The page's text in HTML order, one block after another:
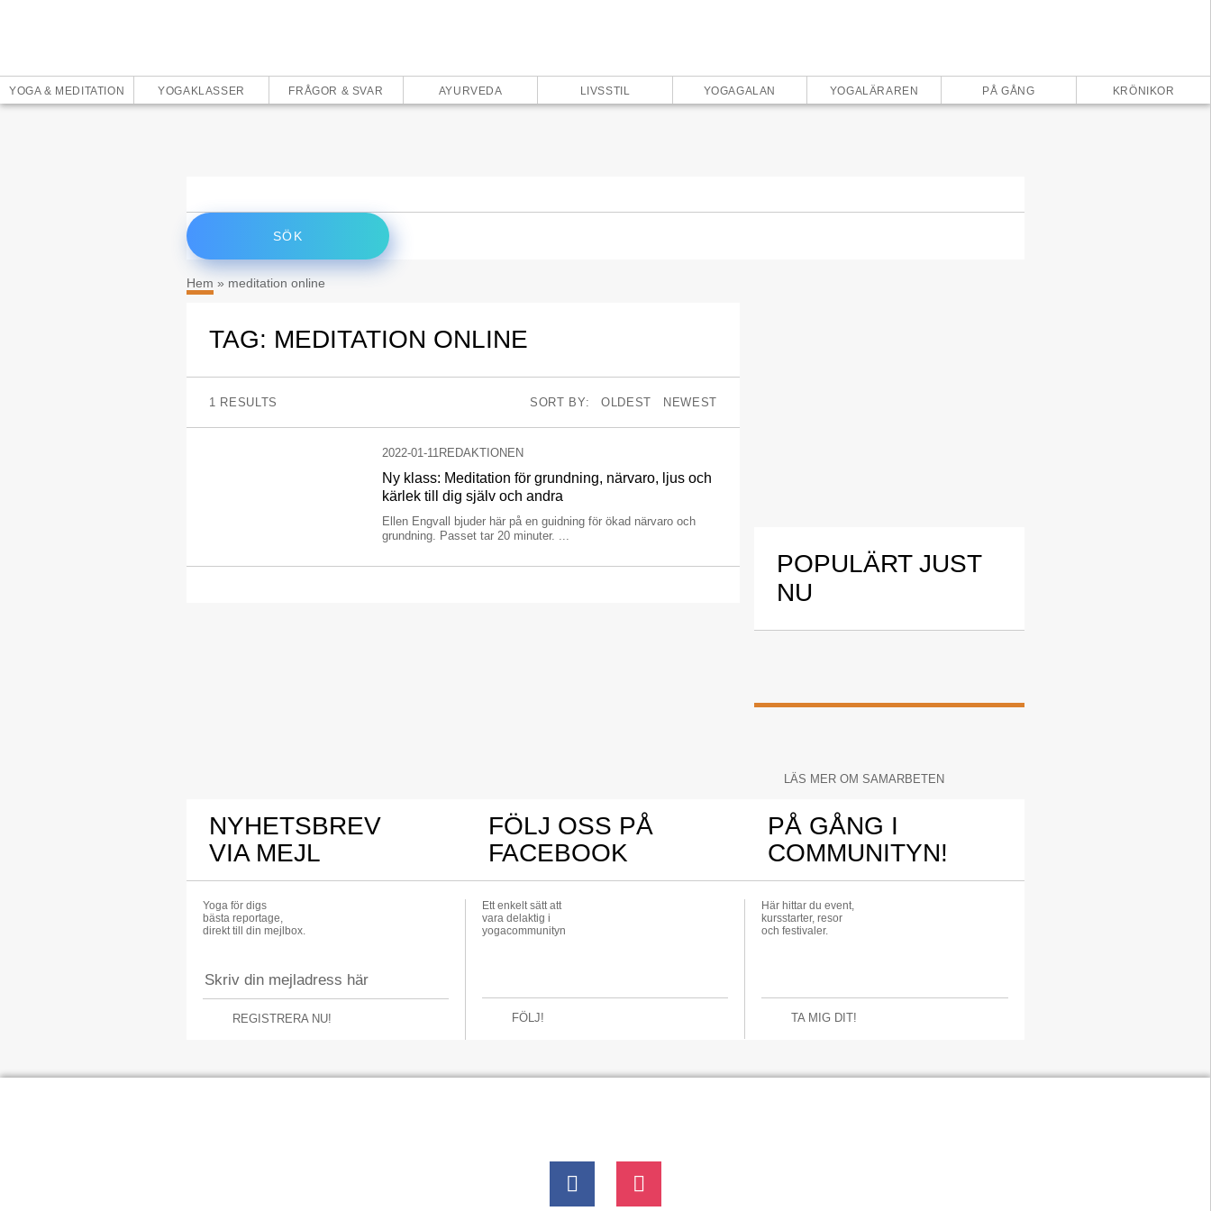
YOGA & MEDITATION YOGAKLASSER FRÅGOR & SVAR AYURVEDA LIVSSTIL YOGAGALAN YOGALÄRAREN PÅ GÅNG KRÖNIKOR
Hem » meditation online
TAG: MEDITATION ONLINE
1 RESULTS SORT BY: OLDEST NEWEST
2022-01-11REDAKTIONEN
Ny klass: Meditation för grundning, närvaro, ljus och
kärlek till dig själv och andra
Ellen Engvall bjuder här på en guidning för ökad närvaro och
grundning. Passet tar 20 minuter. ...
POPULÄRT JUST
NU
LÄS MER OM SAMARBETEN
NYHETSBREV
VIA MEJL
Yoga för digs
bästa reportage,
direkt till din mejlbox.
REGISTRERA NU!
FÖLJ OSS PÅ
FACEBOOK
Ett enkelt sätt att
vara delaktig i
yogacommunityn
FÖLJ!
PÅ GÅNG I
COMMUNITYN!
Här hittar du event,
kursstarter, resor
och festivaler.
TA MIG DIT!